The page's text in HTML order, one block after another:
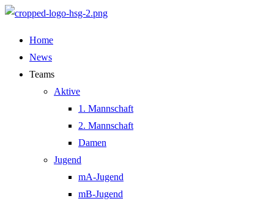
Zum
springen
Home
News
Teams
Aktive
1. Mannschaft
2. Mannschaft
Damen
Jugend
mA-Jugend
mB-Jugend